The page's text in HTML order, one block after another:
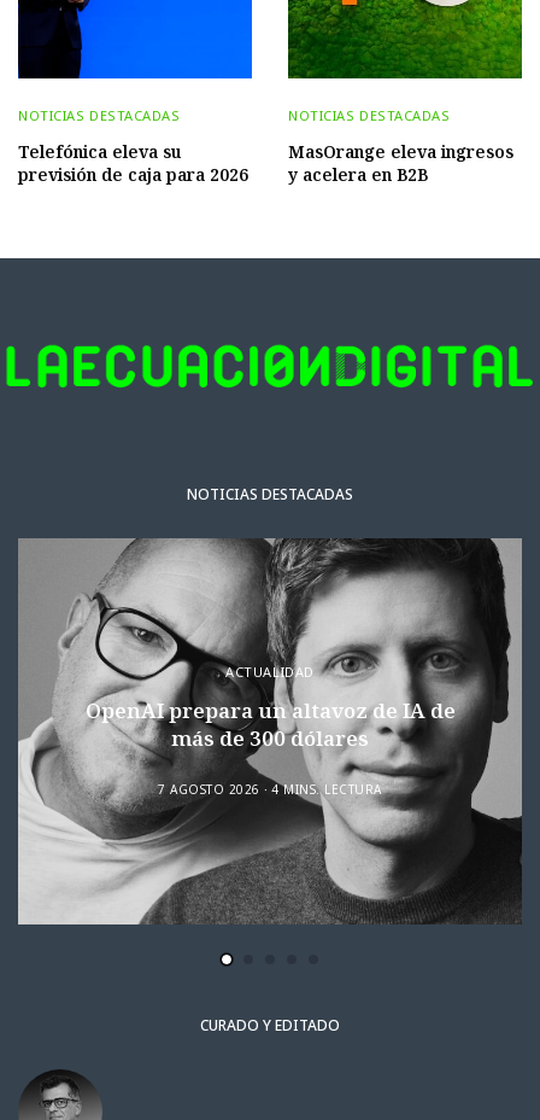
NOTICIAS DESTACADAS
Telefónica eleva su
previsión de caja para 2026
NOTICIAS DESTACADAS
MasOrange eleva ingresos
y acelera en B2B
NOTICIAS DESTACADAS
ACTUALIDAD
OpenAI prepara un altavoz de IA de
más de 300 dólares
7 AGOSTO 2026 4 MINS. LECTURA
CURADO Y EDITADO